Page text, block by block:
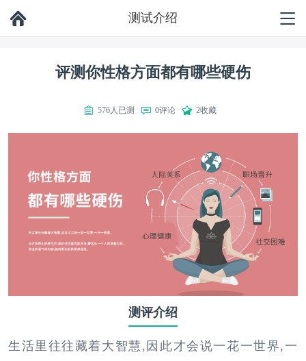
测试介绍
评测你性格方面都有哪些硬伤
576人已测 0评论 2收藏
测评介绍
生活里往往藏着大智慧,因此才会说一花一世界,一